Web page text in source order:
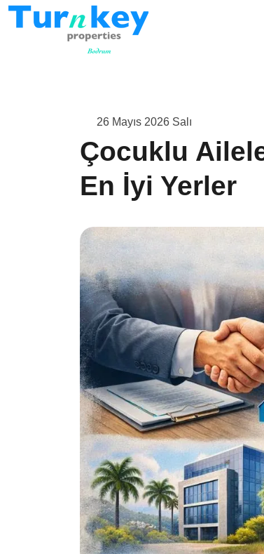
26 Mayıs 2026 Salı
Çocuklu
En İyi Yerler